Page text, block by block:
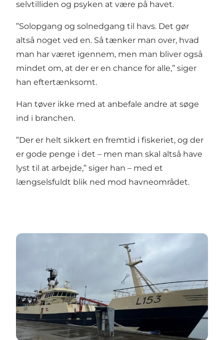
selvtilliden og psyken at være på havet.
”Solopgang og solnedgang til havs. Det gør
altså noget ved en. Så tænker man over, hvad
man har været igennem, men man bliver også
mindet om, at der er en chance for alle,” siger
han eftertænksomt.
Han tøver ikke med at anbefale andre at søge
ind i branchen.
”Der er helt sikkert en fremtid i fiskeriet, og der
er gode penge i det – men man skal altså have
lyst til at arbejde,” siger han – med et
længselsfuldt blik ned mod havneområdet.